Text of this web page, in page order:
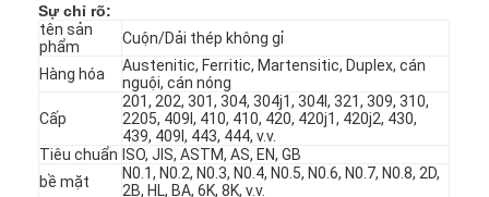
Sự chỉ rõ:
tên sản
phẩm
Cuộn/Dải thép không gỉ
Hàng hóa
Austenitic, Ferritic, Martensitic, Duplex, cán
nguội, cán nóng
Cấp
201, 202, 301, 304, 304j1, 304l, 321, 309, 310,
2205, 409l, 410, 410, 420, 420j1, 420j2, 430,
439, 409l, 443, 444, v.v.
Tiêu chuẩn ISO, JIS, ASTM, AS, EN, GB
bề mặt
N0.1, N0.2, N0.3, N0.4, N0.5, N0.6, N0.7, N0.8, 2D,
2B, HL, BA, 6K, 8K, v.v.